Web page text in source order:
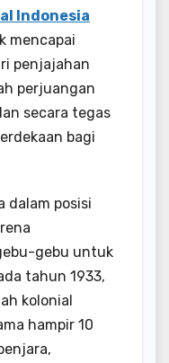
Indonesia
mencapai
penjajahan
perjuangan
secara tegas
bagi
dalam posisi
gebu untuk
tahun 1933,
kolonial
hampir 10